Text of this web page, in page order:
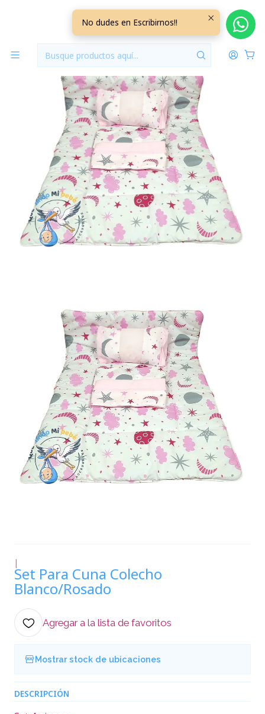
Inicio Para Cunas
Set Para Cuna Colecho Blanco/Rosado
|
Set Para Cuna Colecho
Blanco/Rosado
Agregar a la lista de favoritos
Mostrar stock de ubicaciones
DESCRIPCIÓN
No dudes en Escribirnos!!